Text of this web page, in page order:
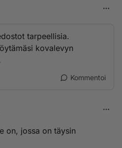
tarpeellisia.
kovalevyn
Kommentoi
on, jossa on täysin